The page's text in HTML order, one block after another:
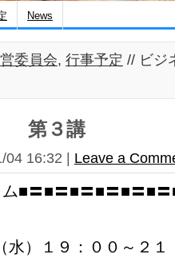
News
委員会, 行事予定 // ビ
第３講
04 16:32 | Leave a
■〓■〓■〓■〓■〓■
）１９：００～２１